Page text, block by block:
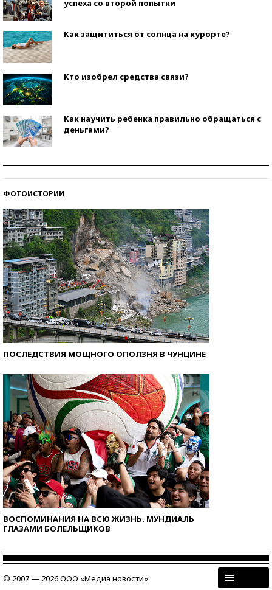
успеха со второй попытки
Как защититься от солнца на курорте?
Кто изобрел средства связи?
Как научить ребенка правильно обращаться с
деньгами?
ФОТОИСТОРИИ
ПОСЛЕДСТВИЯ МОЩНОГО ОПОЛЗНЯ В ЧУНЦИНЕ
ВОСПОМИНАНИЯ НА ВСЮ ЖИЗНЬ. МУНДИАЛЬ
ГЛАЗАМИ БОЛЕЛЬЩИКОВ
© 2007 — 2026 ООО «Медиа новости»